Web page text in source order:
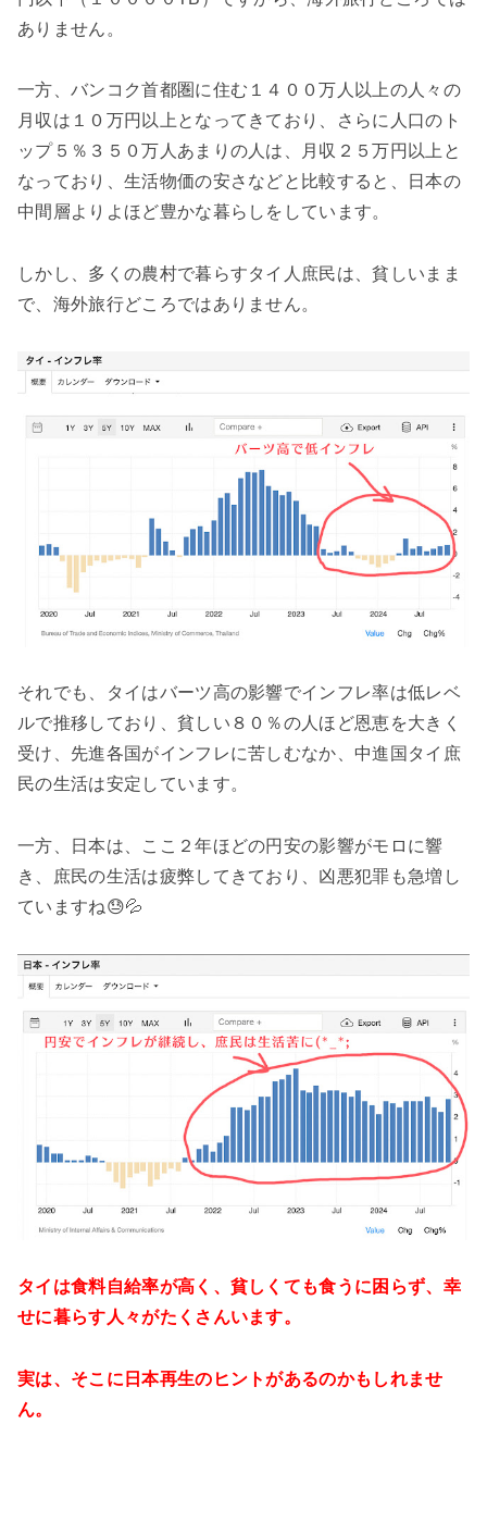
ありません。
一方、バンコク首都圏に住む１４００万人以上の人々の
月収は１０万円以上となってきており、さらに人口のト
ップ５％３５０万人あまりの人は、月収２５万円以上と
なっており、生活物価の安さなどと比較すると、日本の
中間層よりよほど豊かな暮らしをしています。
しかし、多くの農村で暮らすタイ人庶民は、貧しいまま
で、海外旅行どころではありません。
それでも、タイはバーツ高の影響でインフレ率は低レベ
ルで推移しており、貧しい８０％の人ほど恩恵を大きく
受け、先進各国がインフレに苦しむなか、中進国タイ庶
民の生活は安定しています。
一方、日本は、ここ２年ほどの円安の影響がモロに響
き、庶民の生活は疲弊してきており、凶悪犯罪も急増し
ていますね😓💦
タイは食料自給率が高く、貧しくても食うに困らず、幸
せに暮らす人々がたくさんいます。
実は、そこに日本再生のヒントがあるのかもしれませ
ん。